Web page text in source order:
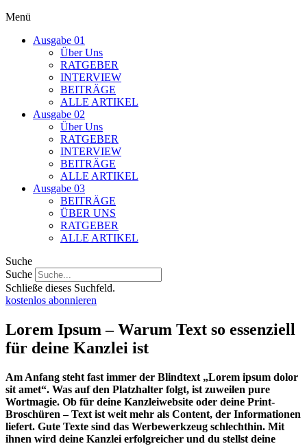
Menü
Ausgabe 01
Über Uns
RATGEBER
INTERVIEW
BEITRÄGE
ALLE ARTIKEL
Ausgabe 02
Über Uns
RATGEBER
INTERVIEW
BEITRÄGE
ALLE ARTIKEL
Ausgabe 03
BEITRÄGE
ÜBER UNS
RATGEBER
ALLE ARTIKEL
Suche
Suche
Schließe dieses Suchfeld.
kostenlos abonnieren
Lorem Ipsum – Warum Text so essenziell
für deine Kanzlei ist
Am Anfang steht fast immer der Blindtext „Lorem ipsum dolor
sit amet“. Was auf den Platzhalter folgt, ist zuweilen pure
Wortmagie. Ob für deine Kanzleiwebsite oder deine Print-
Broschüren – Text ist weit mehr als Content, der Informationen
liefert. Gute Texte sind das Werbewerkzeug schlechthin. Mit
ihnen wird deine Kanzlei erfolgreicher und du stellst deine